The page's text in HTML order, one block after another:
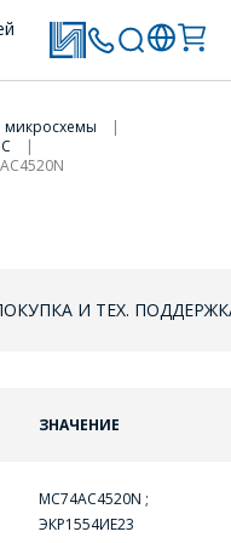
микросхемы
И ТЕХ.
ЗНАЧЕНИЕ
MC74AC4520N ;
ЭКР1554ИЕ23